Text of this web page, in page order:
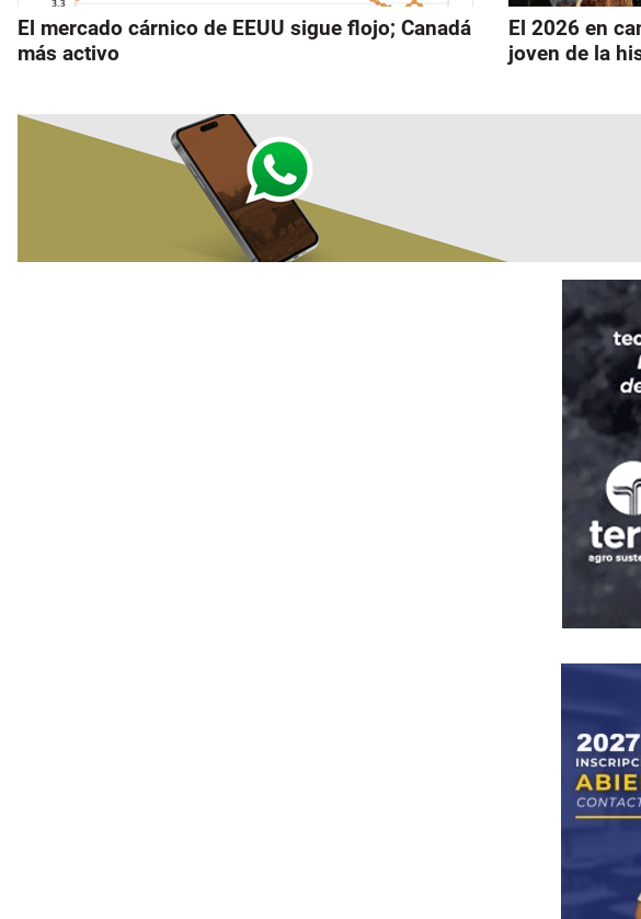
El mercado cárnico de EEUU sigue flojo; Canadá
más activo
El 2026 en
joven de la